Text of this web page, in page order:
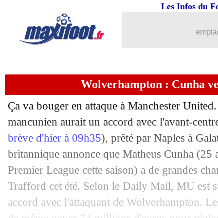
Les Infos du
Wolverhampton : Cunha
Ça va bouger en attaque à Manchester
mancunien aurait un accord avec l'avant-
brève d'hier à 09h35), prêté par Naples à
britannique annonce que Matheus Cunha (25
Premier League cette saison) a de grandes
Trafford cet été. Selon le Daily Mail, MU est
accord avec l'attaquant de Wolverhampton.
Lyon: le verdict tombe pour Tolisso !
22/04 Brest: Roy, une prolongation
22/04 Real: Mbappé sifflé, Ancelotti répond
22/04 Leeds: cinq nuances de Gray
22/04 Real : la crédulité d'Ancelotti
22/04 OM: le stage, les précisions de
22/04 PSG: Gallagher très optimiste pour